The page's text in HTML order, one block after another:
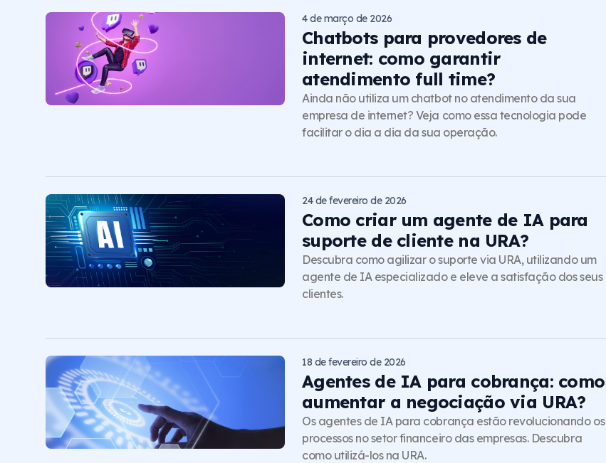
Chatbots para provedores de
internet: como garantir
atendimento full time?
4 de março de 2026
Ainda não utiliza um chatbot no atendimento da sua
empresa de internet? Veja como essa tecnologia pode
facilitar o dia a dia da sua operação.
Como criar um agente de IA para
suporte de cliente na URA?
24 de fevereiro de 2026
Descubra como agilizar o suporte via URA, utilizando um
agente de IA especializado e eleve a satisfação dos seus
clientes.
Agentes de IA para cobrança: como
aumentar a negociação via URA?
18 de fevereiro de 2026
Os agentes de IA para cobrança estão revolucionando os
processos no setor financeiro das empresas. Descubra
como utilizá-los na URA.